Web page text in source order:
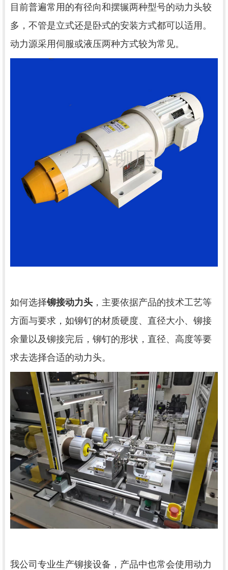
目前普遍常用的有径向和摆辗两种型号的动力头较
多，不管是立式还是卧式的安装方式都可以适用。
动力源采用伺服或液压两种方式较为常见。
如何选择铆接动力头 ，主要依据产品的技术工艺等
方面与要求，如铆钉的材质硬度、直径大小、铆接
余量以及铆接完后，铆钉的形状，直径、高度等要
求去选择合适的动力头。
我公司专业生产铆接设备，产品中也常会使用动力